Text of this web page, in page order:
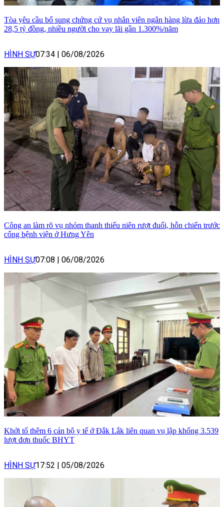
Tòa yêu cầu bổ sung chứng cứ vụ nhân viên ngân hàng lừa đảo hơn
28,5 tỷ đồng, nhiều người cho vay lãi gần 1.300%/năm
HÌNH SỰ07:34 | 06/08/2026
Công an làm rõ vụ nhóm thanh thiếu niên rượt đuổi, hỗn chiến trước
cổng bệnh viện ở Hưng Yên
HÌNH SỰ07:08 | 06/08/2026
Khởi tố thêm 6 cán bộ y tế ở Đắk Lắk liên quan vụ lập khống 3.539
lượt đơn thuốc BHYT
HÌNH SỰ17:52 | 05/08/2026